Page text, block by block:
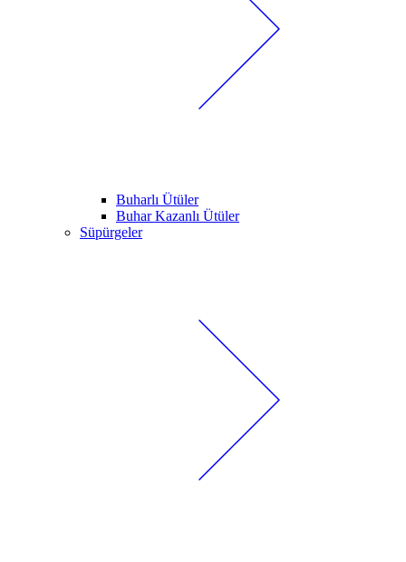
Buharlı Ütüler
Buhar Kazanlı Ütüler
Süpürgeler